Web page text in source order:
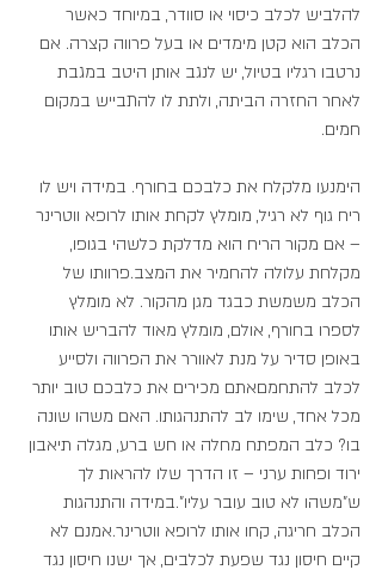
להלביש לכלב כיסוי או סוודר, במיוחד כאשר
הכלב הוא קטן מימדים או בעל פרווה קצרה. אם
נרטבו רגליו בטיול, יש לנגב אותן היטב במגבת
לאחר החזרה הביתה, ולתת לו להתבייש במקום
חמים.
הימנעו מלקלח את כלבכם בחורף. במידה ויש לו
ריח גוף לא רגיל, מומלץ לקחת אותו לרופא ווטרינר
– אם מקור הריח הוא מדלקת כלשהי בגופו,
מקלחת עלולה להחמיר את המצב.פרוותו של
הכלב משמשת כבגד מגן מהקור. לא מומלץ
לספרו בחורף, אולם, מומלץ מאוד להבריש אותו
באופן סדיר על מנת לאוורר את הפרווה ולסייע
לכלב להתחמםאתם מכירים את כלבכם טוב יותר
מכל אחד, שימו לב להתנהגותו. האם משהו שונה
בו? כלב המפתח מחלה או חש ברע, מגלה תיאבון
ירוד ופחות ערני – זו הדרך שלו להראות לך
ש"משהו לא טוב עובר עליו".במידה והתנהגות
הכלב חריגה, קחו אותו לרופא ווטרינר.אמנם לא
קיים חיסון נגד שפעת לכלבים, אך ישנו חיסון נגד